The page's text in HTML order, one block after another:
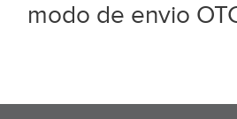
modo de envio